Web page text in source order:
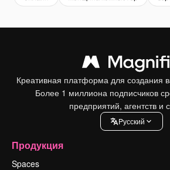
Креативная платформа для создания
Более 1 миллиона подписчиков
предприятий, агентств и
Pусский
Продукция
Spaces